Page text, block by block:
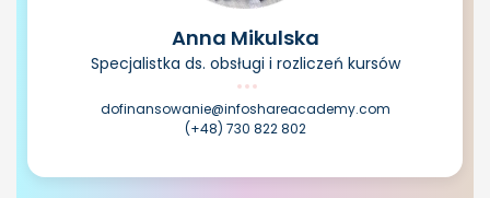
Anna Mikulska
Specjalistka ds. obsługi i rozliczeń kursów
dofinansowanie@infoshareacademy.com
(+48) 730 822 802